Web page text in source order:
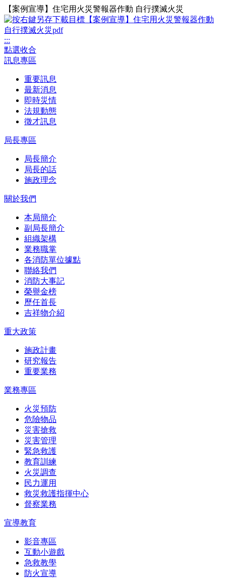
【案例宣導】住宅用火災警報器作動 自行撲滅火災
:::
點選收合
訊息專區
重要訊息
最新消息
即時災情
法規動態
徵才訊息
局長專區
局長簡介
局長的話
施政理念
關於我們
本局簡介
副局長簡介
組織架構
業務職掌
各消防單位據點
聯絡我們
消防大事記
榮譽金榜
歷任首長
吉祥物介紹
重大政策
施政計畫
研究報告
重要業務
業務專區
火災預防
危險物品
災害搶救
災害管理
緊急救護
教育訓練
火災調查
民力運用
救災救護指揮中心
督察業務
宣導教育
影音專區
互動小遊戲
急救教學
防火宣導